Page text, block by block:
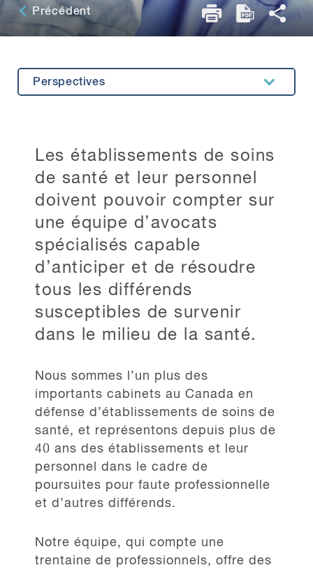
Précédent
Principaux contacts
Perspectives
Restez au courant
Les établissements de soins
de santé et leur personnel
doivent pouvoir compter sur
une équipe d’avocats
spécialisés capable
d’anticiper et de résoudre
tous les différends
susceptibles de survenir
dans le milieu de la santé.
Nous sommes l’un plus des
importants cabinets au Canada en
défense d’établissements de soins de
santé, et représentons depuis plus de
40 ans des établissements et leur
personnel dans le cadre de
poursuites pour faute professionnelle
et d’autres différends.
Notre équipe, qui compte une
trentaine de professionnels, offre des